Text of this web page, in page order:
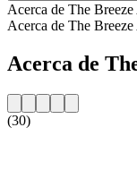
Acerca de The
Acerca de The
Acerca de
(30)